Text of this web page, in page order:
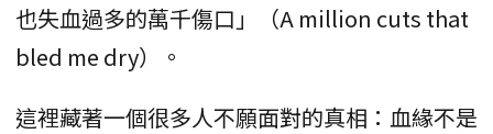
也失血過多的萬千傷口」（A million cuts that
bled me dry）。
這裡藏著一個很多人不願面對的真相：血緣不是